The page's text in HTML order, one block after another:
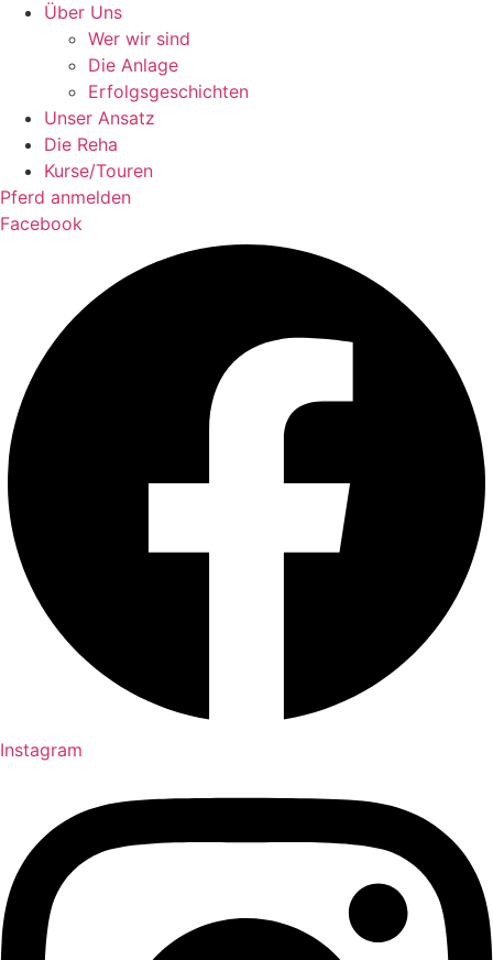
Über Uns
Wer wir sind
Die Anlage
Erfolgsgeschichten
Unser Ansatz
Die Reha
Kurse/Touren
Pferd anmelden
Facebook
Instagram